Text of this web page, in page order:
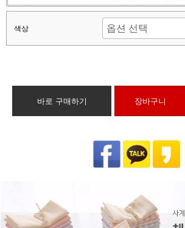
색상
바로 구매하기 장바구니